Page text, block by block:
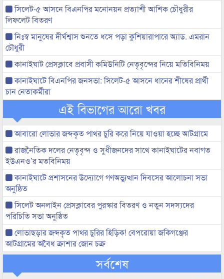
সিলেট-৫ আসনে বিএনপির মনোনয়ন প্রত্যাশী আশিক চৌধুরীর
লিফলেট বিতরণ
নিঃস্ব মানুষের দীর্ঘশ্বাস শুনতে ধসে পড়া কুশিয়ারাপারে অ্যাড. এমরান
চৌধুরী
কানাইঘাট প্রেসক্লাবে প্রবাসী কমিউনিটি নেতৃবৃন্দের নিয়ে মতিবিনিময়
কানাইঘাটে বিএনপির জনসভা: সিলেট-৫ আসনে ধানের শীষের প্রার্থী
চান নেতাকর্মীরা
এই বিভাগের আরো খবর
আবারো লোভার জব্দকৃত পাথর চুরি করে নিয়ে যাওয়া হচ্ছে আটগ্রামে
রাজনৈতিক দলের নেতৃবৃন্দ ও সুধীজনদের সাথে কানাইঘাটের নবাগত
ইউএনও’র মতবিনিময়
কানাইঘাটে প্রশাসনের উদ্যোগে গণঅভ্যুত্থান দিবসের আলোচনা সভা
অনুষ্ঠিত
সিলেট অনলাইন প্রেসক্লাবের পুরস্কার বিতরণ ও নতুন সদস্যদের
পরিচিতি সভা অনুষ্ঠিত
লোভাছড়ার জব্দকৃত পাথর চুরির হিড়িক! বেপরোয়া জকিগঞ্জের
আটগ্রামের অবৈধ ক্রাশার জোন চক্র
সর্বশেষ